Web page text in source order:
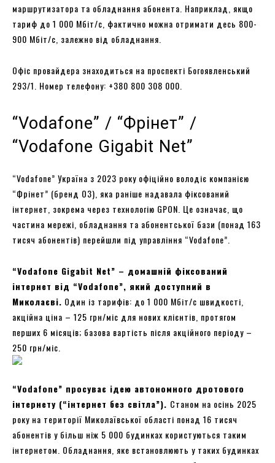
маршрутизатора та обладнання абонента. Наприклад, якщо
тариф до 1 000 Мбіт/с, фактично можна отримати десь 800-
900 Мбіт/с, залежно від обладнання.
Офіс провайдера знаходиться на проспекті Богоявленський
293/1. Номер телефону: +380 800 308 000.
“Vodafone” / “Фрінет” /
“Vodafone Gigabit Net”
“Vodafone” Україна з 2023 року офіційно володіє компанією
“Фрінет” (бренд О3), яка раніше надавала фіксований
інтернет, зокрема через технологію GPON. Це означає, що
частина мережі, обладнання та абонентської бази (понад 163
тисяч абонентів) перейшли під управління “Vodafone”.
“Vodafone Gigabit Net” – домашній фіксований
інтернет від “Vodafone”, який доступний в
Миколаєві. Один із тарифів: до 1 000 Мбіт/с швидкості,
акційна ціна – 125 грн/міс для нових клієнтів, протягом
перших 6 місяців; базова вартість після акційного періоду –
250 грн/міс.
“Vodafone” просуває ідею автономного дротового
інтернету (“інтернет без світла”). Станом на осінь 2025
року на території Миколаївської області понад 16 тисяч
абонентів у більш ніж 5 000 будинках користуються таким
інтернетом. Обладнання, яке встановлюють у таких будинках